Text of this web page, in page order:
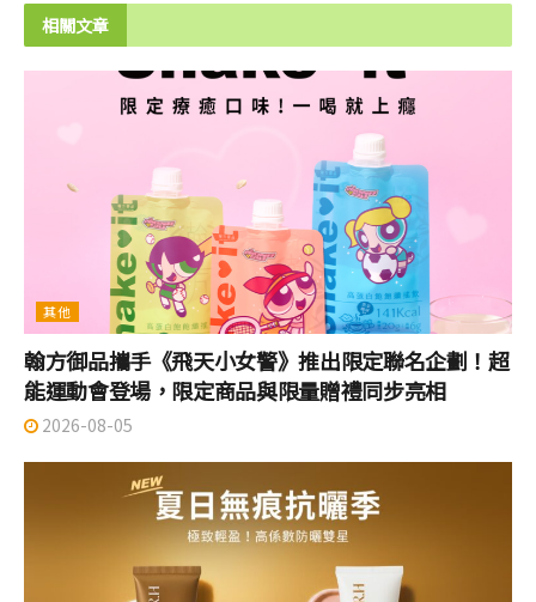
相關文章
其他
翰方御品攜手《飛天小女警》推出限定聯名企劃！超
能運動會登場，限定商品與限量贈禮同步亮相
2026-08-05